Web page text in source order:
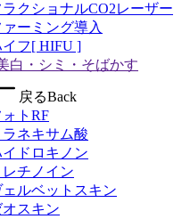
ラクショナルCO2レーザー
ァーミング導入
イフ[ HIFU ]
白・シミ・そばかす
戻るBack
ォトRF
ラネキサム酸
イドロキノン
レチノイン
ェルベットスキン
オスキン